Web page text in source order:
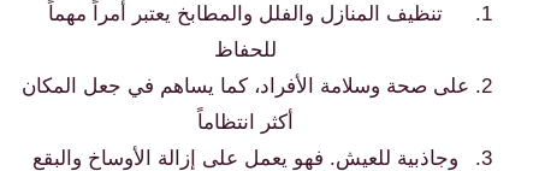
تنظيف المنازل والفلل والمطابخ يعتبر أمراً مهماً
للحفاظ
على صحة وسلامة الأفراد، كما يساهم في جعل المكان
أكثر انتظاماً
وجاذبية للعيش. فهو يعمل على إزالة الأوساخ والبقع